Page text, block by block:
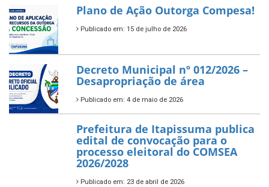
Plano de Ação Outorga Compesa!
Publicado em: 15 de julho de 2026
Decreto Municipal nº 012/2026 –
Desapropriação de área
Publicado em: 4 de maio de 2026
Prefeitura de Itapissuma publica
edital de convocação para o
processo eleitoral do COMSEA
2026/2028
Publicado em: 23 de abril de 2026